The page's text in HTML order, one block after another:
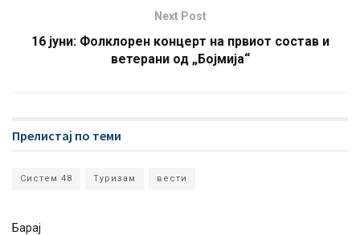
Next Post
16 јуни: Фолклорен концерт на првиот состав и
ветерани од „Бојмија“
Прелистај по теми
Систем 48 Туризам вести
Барај